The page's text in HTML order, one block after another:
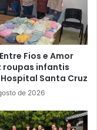
Fios e Amor
roupas infantis
Santa Cruz
de 2026